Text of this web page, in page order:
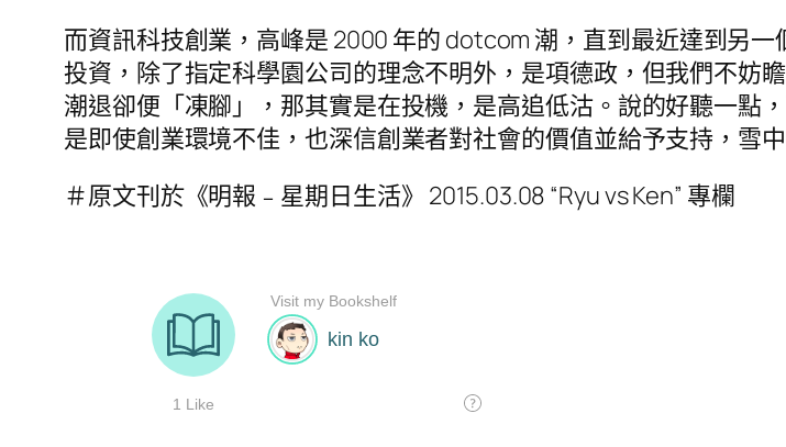
而資訊科技創業，高峰是 2000 年的 dotcom 潮，直到最近達到另
投資，除了指定科學園公司的理念不明外，是項德政，但我們不妨
潮退卻便「凍腳」，那其實是在投機，是高追低沽。說的好聽一點
是即使創業環境不佳，也深信創業者對社會的價值並給予支持，雪
＃原文刊於《明報﹣星期日生活》 2015.03.08 “Ryu vs Ken” 專欄